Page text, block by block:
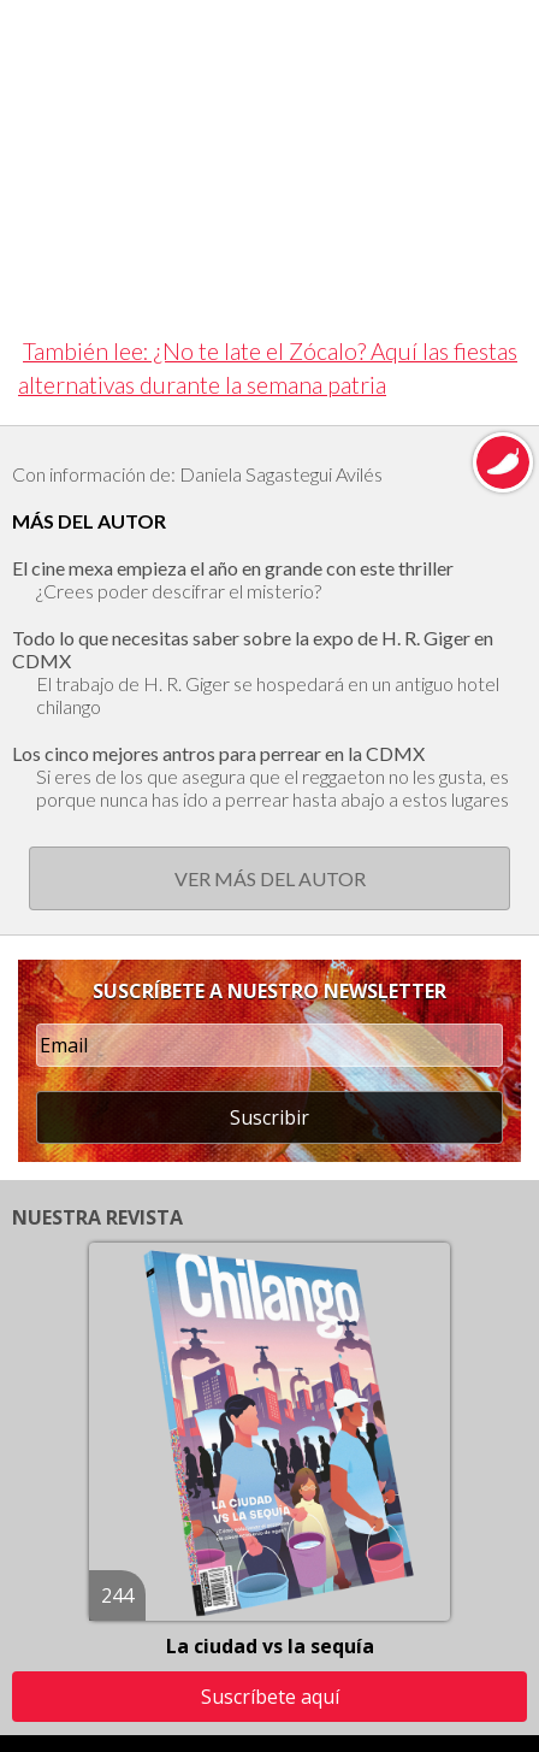
También lee: ¿No te late el Zócalo? Aquí las fiestas
alternativas durante la semana patria
Con información de: Daniela Sagastegui Avilés
MÁS DEL AUTOR
El cine mexa empieza el año en grande con este thriller
¿Crees poder descifrar el misterio?
Todo lo que necesitas saber sobre la expo de H. R. Giger en
CDMX
El trabajo de H. R. Giger se hospedará en un antiguo hotel
chilango
Los cinco mejores antros para perrear en la CDMX
Si eres de los que asegura que el reggaeton no les gusta, es
porque nunca has ido a perrear hasta abajo a estos lugares
VER MÁS DEL AUTOR
SUSCRÍBETE A NUESTRO NEWSLETTER
Suscribir
NUESTRA REVISTA
244
La ciudad vs la sequía
Suscríbete aquí